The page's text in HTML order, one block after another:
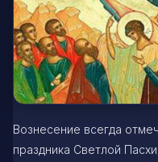
Вознесение всегда
праздника Светлой